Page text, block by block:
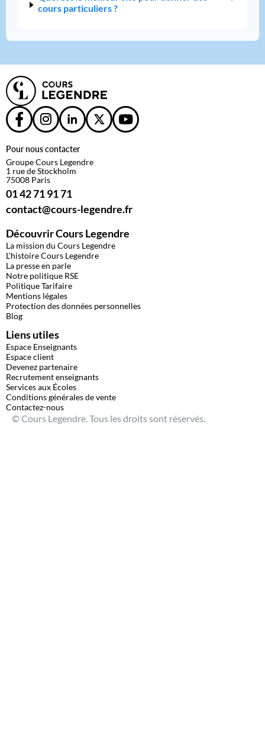
cours particuliers ?
Pour nous contacter
Groupe Cours Legendre
1 rue de Stockholm
75008 Paris
01 42 71 91 71
contact@cours-legendre.fr
Découvrir Cours Legendre
La mission du Cours Legendre
L’histoire Cours Legendre
La presse en parle
Notre politique RSE
Politique Tarifaire
Mentions légales
Protection des données personnelles
Blog
Liens utiles
Espace Enseignants
Espace client
Devenez partenaire
Recrutement enseignants
Services aux Écoles
Conditions générales de vente
Contactez-nous
© Cours Legendre. Tous les droits sont réservés.